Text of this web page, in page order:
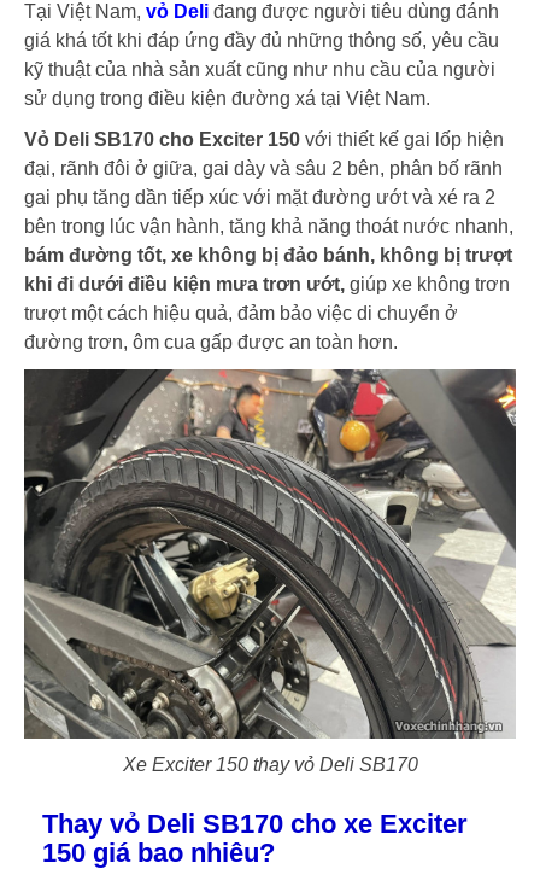
Tại Việt Nam, vỏ Deli đang được người tiêu dùng đánh
giá khá tốt khi đáp ứng đầy đủ những thông số, yêu cầu
kỹ thuật của nhà sản xuất cũng như nhu cầu của người
sử dụng trong điều kiện đường xá tại Việt Nam.
Vỏ Deli SB170 cho Exciter 150 với thiết kế gai lốp hiện
đại, rãnh đôi ở giữa, gai dày và sâu 2 bên, phân bố rãnh
gai phụ tăng dần tiếp xúc với mặt đường ướt và xé ra 2
bên trong lúc vận hành, tăng khả năng thoát nước nhanh,
bám đường tốt, xe không bị đảo bánh, không bị trượt
khi đi dưới điều kiện mưa trơn ướt, giúp xe không trơn
trượt một cách hiệu quả, đảm bảo việc di chuyển ở
đường trơn, ôm cua gấp được an toàn hơn.
Xe Exciter 150 thay vỏ Deli SB170
Thay vỏ Deli SB170 cho xe Exciter
150 giá bao nhiêu?